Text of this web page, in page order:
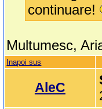
continuare!
Multumesc,
Inapoi sus
AleC